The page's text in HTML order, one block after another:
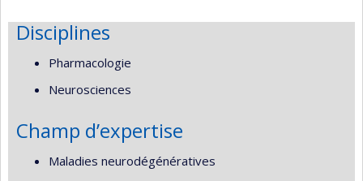
Disciplines
Pharmacologie
Neurosciences
Champ d’expertise
Maladies neurodégénératives